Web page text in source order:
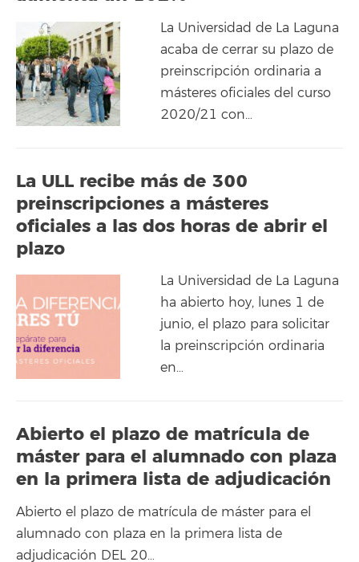
La Universidad de La Laguna
acaba de cerrar su plazo de
preinscripción ordinaria a
másteres oficiales del curso
2020/21 con…
La ULL recibe más de 300
preinscripciones a másteres
oficiales a las dos horas de abrir el
plazo
La Universidad de La Laguna
ha abierto hoy, lunes 1 de
junio, el plazo para solicitar
la preinscripción ordinaria
en…
Abierto el plazo de matrícula de
máster para el alumnado con plaza
en la primera lista de adjudicación
Abierto el plazo de matrícula de máster para el
alumnado con plaza en la primera lista de
adjudicación DEL 20…